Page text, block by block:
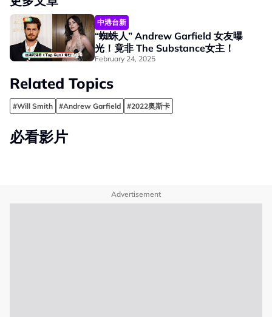
中港台新
“蜘蛛人” Andrew Garfield 女友曝
光！竟非 The Substance女主！
February 24, 2025
Related Topics
#Will Smith #Andrew Garfield #2022奥斯卡
必看影片
Advertisement